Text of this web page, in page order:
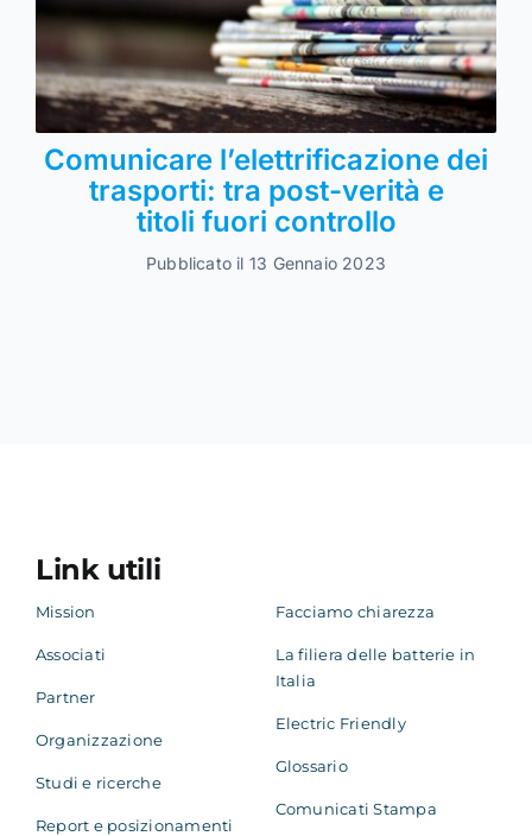
Comunicare l’elettrificazione dei
trasporti: tra post-verità e
titoli fuori controllo
Pubblicato il 13 Gennaio 2023
Link utili
Mission
Associati
Partner
Organizzazione
Studi e ricerche
Report e posizionamenti
Facciamo chiarezza
La filiera delle batterie in
Italia
Electric Friendly
Glossario
Comunicati Stampa